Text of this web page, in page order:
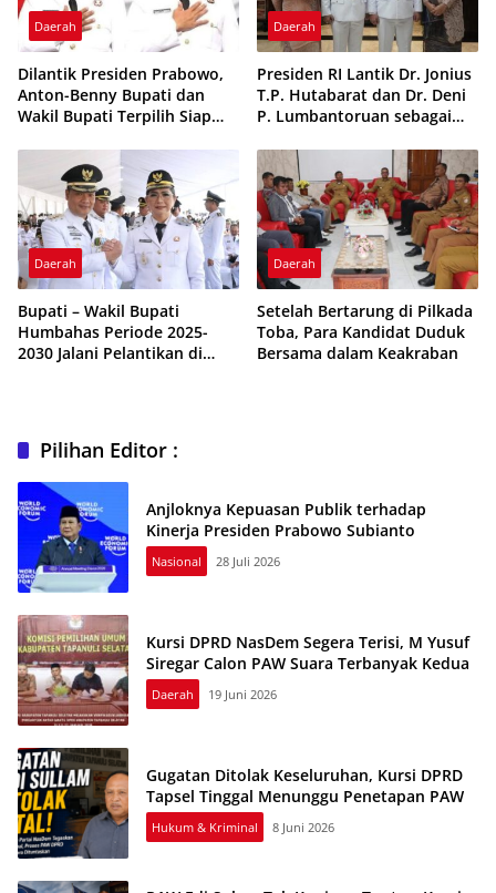
Daerah
Dilantik Presiden Prabowo,
Anton-Benny Bupati dan
Wakil Bupati Terpilih Siap
Maju
Daerah
Presiden RI Lantik Dr. Jonius
T.P. Hutabarat dan Dr. Deni
P. Lumbantoruan sebagai
Tapanuli Utara 2025-2030
Daerah
Bupati – Wakil Bupati
Humbahas Periode 2025-
2030 Jalani Pelantikan di
Daerah
Setelah Bertarung di Pilkada
Toba, Para Kandidat Duduk
Bersama dalam Keakraban
Pilihan Editor :
Anjloknya Kepuasan Publik terhadap
Kinerja Presiden Prabowo Subianto
Nasional 28 Juli 2026
Kursi DPRD NasDem Segera Terisi, M Yusuf
Siregar Calon PAW Suara Terbanyak Kedua
Daerah 19 Juni 2026
Gugatan Ditolak Keseluruhan, Kursi DPRD
Tapsel Tinggal Menunggu Penetapan PAW
Hukum & Kriminal 8 Juni 2026